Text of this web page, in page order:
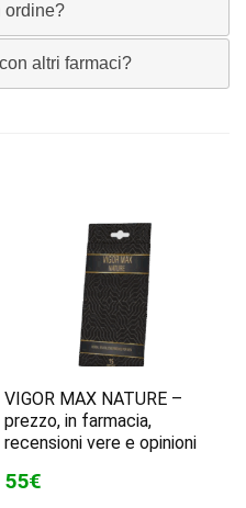
ordine?
altri farmaci?
VIGOR MAX NATURE –
prezzo, in farmacia,
recensioni vere e opinioni
55€